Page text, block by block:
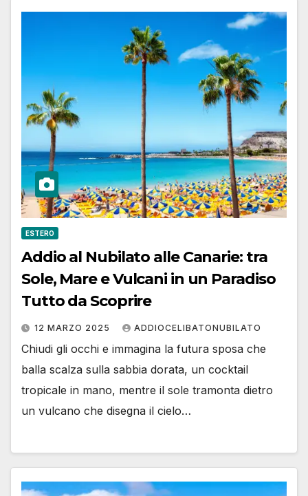
ESTERO
Addio al Nubilato alle Canarie: tra
Sole, Mare e Vulcani in un Paradiso
Tutto da Scoprire
12 MARZO 2025 ADDIOCELIBATONUBILATO
Chiudi gli occhi e immagina la futura sposa che
balla scalza sulla sabbia dorata, un cocktail
tropicale in mano, mentre il sole tramonta dietro
un vulcano che disegna il cielo…